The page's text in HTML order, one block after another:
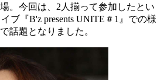
。今回は、2人揃って参加したとい
ブ『B'z presents UNITE＃1』での様
話題となりました。